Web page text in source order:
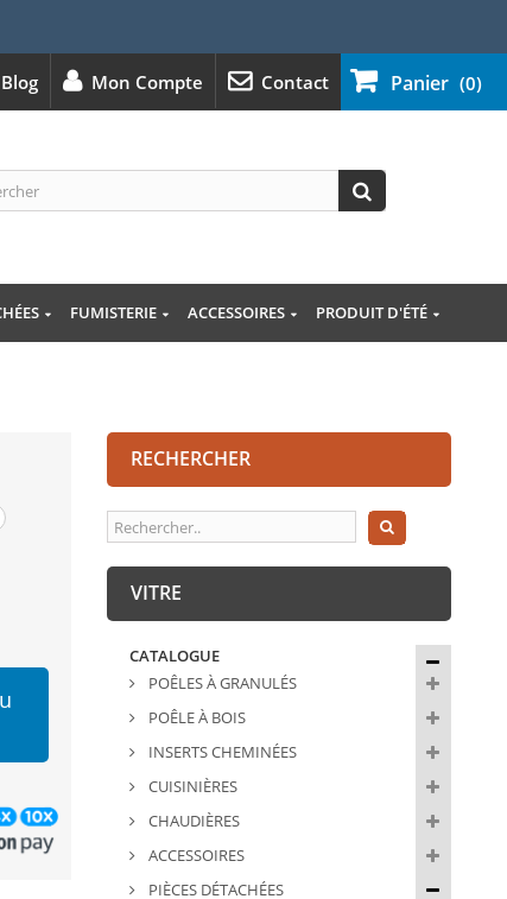
Panier (0)
Contact
Mon Compte
Blog
FUMISTERIE ACCESSOIRES PRODUIT D'ÉTÉ
RECHERCHER
VITRE
CATALOGUE
POÊLES À GRANULÉS
POÊLE À BOIS
INSERTS CHEMINÉES
CUISINIÈRES
CHAUDIÈRES
ACCESSOIRES
PIÈCES DÉTACHÉES